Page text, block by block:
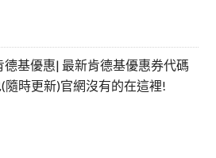
德基優惠| 最新肯德基優惠券代碼
隨時更新)官網沒有的在這裡!